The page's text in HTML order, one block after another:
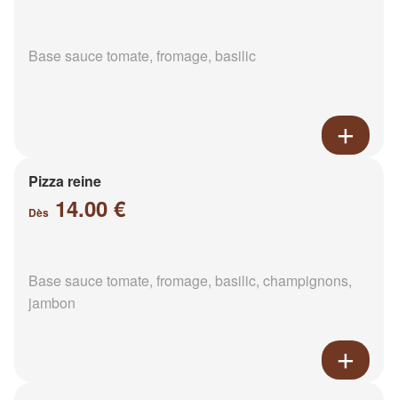
Base sauce tomate, fromage, basilic
Pizza reine
Dès 14.00 €
Base sauce tomate, fromage, basilic, champignons,
jambon